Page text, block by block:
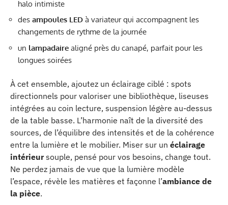
halo intimiste
des ampoules LED à variateur qui accompagnent les
changements de rythme de la journée
un lampadaire aligné près du canapé, parfait pour les
longues soirées
À cet ensemble, ajoutez un éclairage ciblé : spots
directionnels pour valoriser une bibliothèque, liseuses
intégrées au coin lecture, suspension légère au-dessus
de la table basse. L’harmonie naît de la diversité des
sources, de l’équilibre des intensités et de la cohérence
entre la lumière et le mobilier. Miser sur un éclairage
intérieursouple, pensé pour vos besoins, change tout.
Ne perdez jamais de vue que la lumière modèle
l’espace, révèle les matières et façonne l’ambiance de
la pièce.